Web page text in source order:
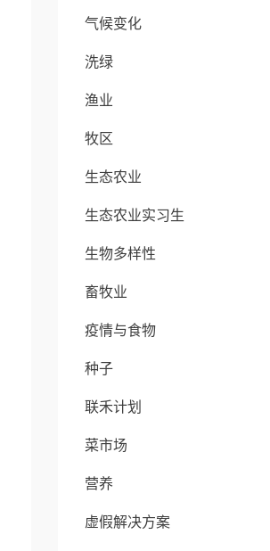
气候变化
洗绿
渔业
牧区
生态农业
生态农业实习生
生物多样性
畜牧业
疫情与食物
种子
联禾计划
菜市场
营养
虚假解决方案